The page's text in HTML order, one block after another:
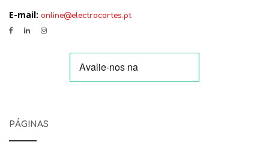
E-mail: online@electrocortes.pt
PÁGINAS